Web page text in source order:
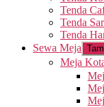
Tenda
Tenda
Tenda
Sewa Meja
Meja